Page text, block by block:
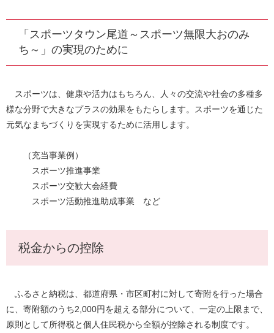
「スポーツタウン尾道～スポーツ無限大おのみ
ち～」の実現のために
スポーツは、健康や活力はもちろん、人々の交流や社会の多種多
様な分野で大きなプラスの効果をもたらします。スポーツを通じた
元気なまちづくりを実現するために活用します。
（充当事業例）
スポーツ推進事業
スポーツ交歓大会経費
スポーツ活動推進助成事業 など
税金からの控除
ふるさと納税は、都道府県・市区町村に対して寄附を行った場合
に、寄附額のうち2,000円を超える部分について、一定の上限まで、
原則として所得税と個人住民税から全額が控除される制度です。